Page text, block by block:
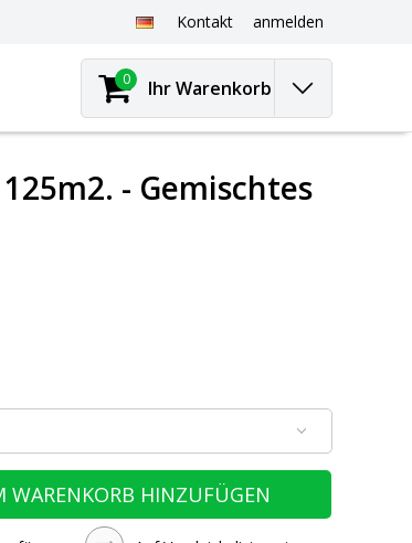
Kontakt anmelden
0 Ihr Warenkorb
- Gemischtes
WARENKORB HINZUFÜGEN